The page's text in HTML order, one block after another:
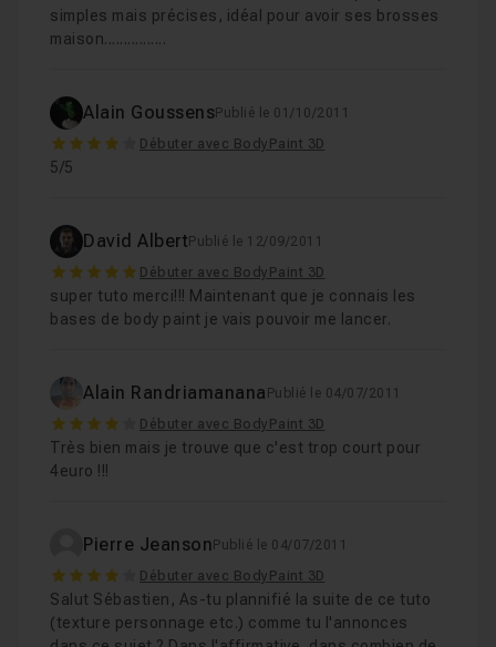
simples mais précises, idéal pour avoir ses brosses
maison................
Alain GoussensPublié le 01/10/2011
4 Débuter avec BodyPaint 3D
5/5
David Albert Publié le 12/09/2011
5 Débuter avec BodyPaint 3D
super tuto merci!!! Maintenant que je connais les
bases de body paint je vais pouvoir me lancer.
Alain Randriamanana Publié le 04/07/2011
4 Débuter avec BodyPaint 3D
Très bien mais je trouve que c'est trop court pour
4euro !!!
Pierre Jeanson Publié le 04/07/2011
4 Débuter avec BodyPaint 3D
Salut Sébastien, As-tu plannifié la suite de ce tuto
(texture personnage etc.) comme tu l'annonces